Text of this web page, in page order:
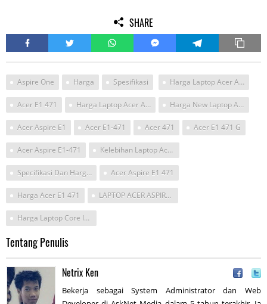
SHARE
Aspire One Harga Spesifikasi Harga Laptop Acer Aspire One E1 471
Acer E1 471 Harga Laptop Acer Aspire E1 471 Harga New Laptop Acer E1 471
Acer Aspire E1 Acer E1-471 Acer 471 Acer E1 471 G
Acer Aspire E1-471 Kelebihan Laptop Acer E1-471 I3
Specifikasi Dan Harga Leptop Aspire E1 471 Acer Aspire E1 471
Harga Acer E1 471 LAPTOP ACER ASPIRE E1-471
Harga Laptop Core I3 E1 471
Tentang Penulis
Netrix Ken
Bekerja sebagai System Administrator dan Web